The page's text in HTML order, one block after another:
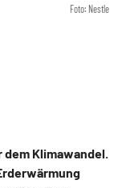
Foto: Nestle
dem Klimawandel.